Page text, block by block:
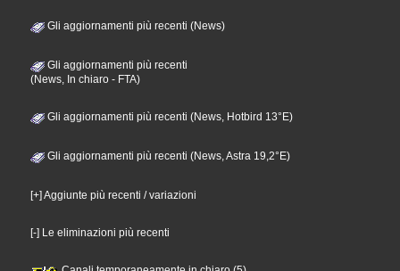
Gli aggiornamenti più recenti (News)
Gli aggiornamenti più recenti
(News, In chiaro - FTA)
Gli aggiornamenti più recenti (News, Hotbird 13°E)
Gli aggiornamenti più recenti (News, Astra 19,2°E)
[+] Aggiunte più recenti / variazioni
[-] Le eliminazioni più recenti